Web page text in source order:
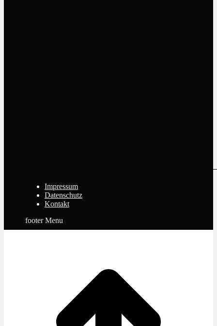
Impressum
Datenschutz
Kontakt
footer Menu